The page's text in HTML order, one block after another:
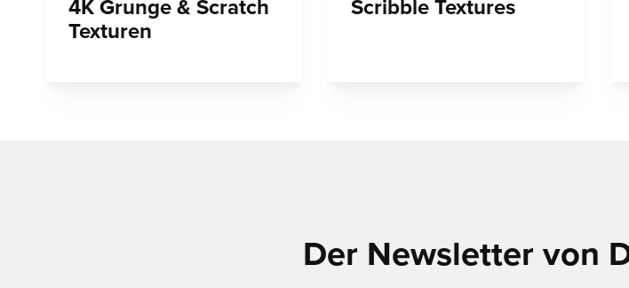
4K Grunge & Scratch
Texturen
Scribble Textures
Der Newsletter von